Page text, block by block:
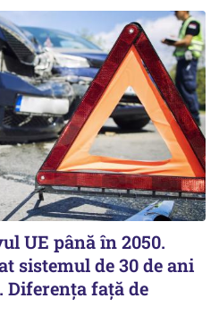
UE până în 2050.
sistemul de 30 de ani
Diferenţa faţă de